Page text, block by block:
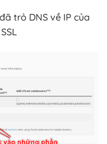
trỏ DNS về IP của